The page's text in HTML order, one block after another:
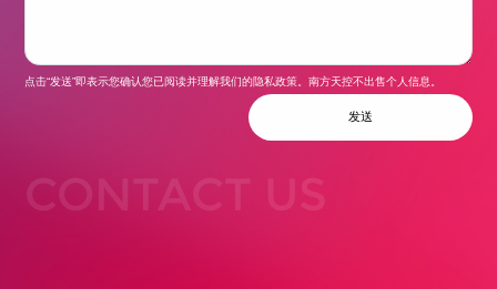
点击“发送”即表示您确认您已阅读并理解我们的隐私政策。南方天控不出售个人信息。
发送
CONTACT US